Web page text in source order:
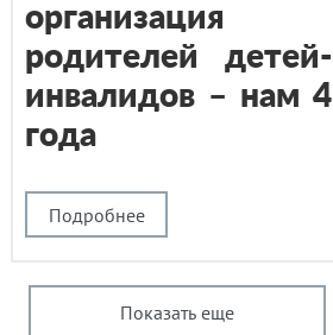
Подробнее
организация
родителей детей-
инвалидов – нам 4
года
Показать еще